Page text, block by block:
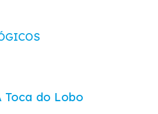
Toca do Lobo